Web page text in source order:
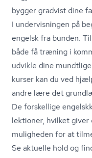
bygger gradvist dine
I undervisningen på
engelsk fra bunden.
både få træning i
udvikle dine
kurser kan du ved
andre lære det
De forskellige
lektioner, hvilket giver
muligheden for at
Se aktuelle hold og